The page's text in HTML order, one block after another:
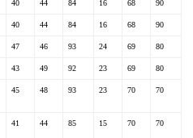
40 44 84 16 68 90
40 44 84 16 68 90
47 46 93 24 69 80
43 49 92 23 69 80
45 48 93 23 70 70
41 44 85 15 70 70